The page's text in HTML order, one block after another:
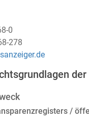
0
278
/